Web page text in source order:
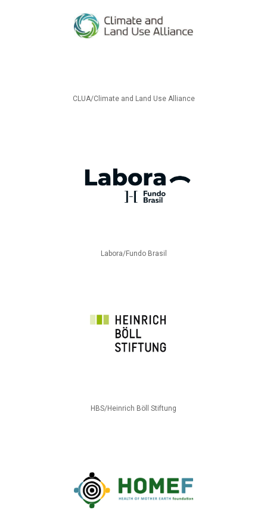
CLUA/Climate and Land Use Alliance
Labora/Fundo Brasil
HBS/Heinrich Böll Stiftung